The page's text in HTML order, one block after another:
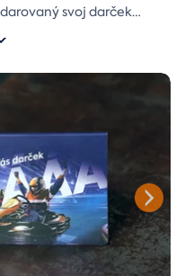
svoj darček
stierania. Jedno je isté, u